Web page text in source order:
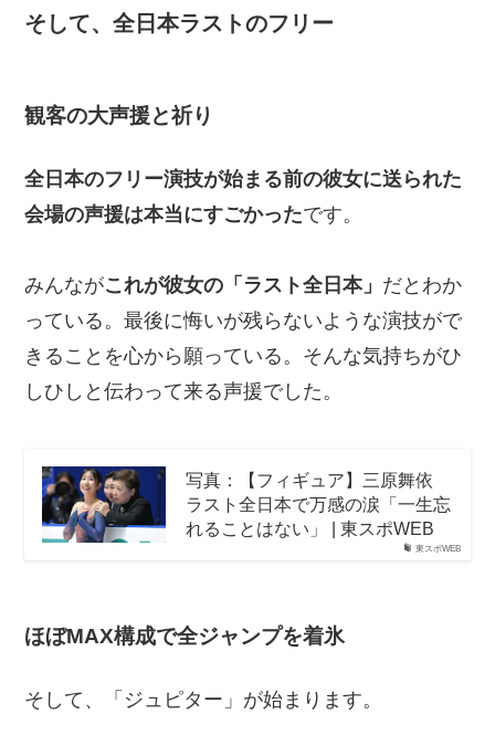
そして、全日本ラストのフリー
観客の大声援と祈り
全日本のフリー演技が始まる前の彼女に送られた
会場の声援は本当にすごかったです。
みんながこれが彼女の「ラスト全日本」 だとわか
っている。最後に悔いが残らないような演技がで
きることを心から願っている。そんな気持ちがひ
しひしと伝わって来る声援でした。
東スポWEB
写真：【フィギュア】三原舞依
ラスト全日本で万感の涙「一生忘
れることはない」 | 東スポWEB
ほぼMAX構成で全ジャンプを着氷
そして、「ジュピター」が始まります。